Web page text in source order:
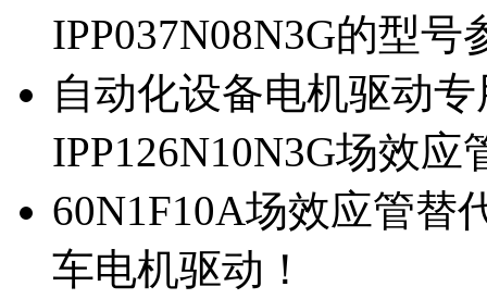
IPP037N08N3G的型号
自动化设备电机驱动
IPP126N10N3G场效应
60N1F10A场效应管替
车电机驱动！